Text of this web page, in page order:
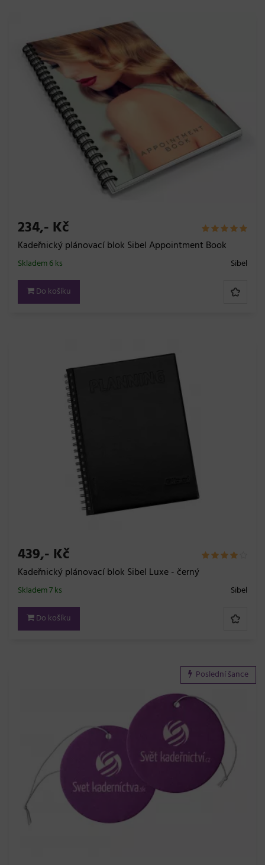
234,- Kč
Kadeřnický plánovací blok Sibel Appointment Book
Sibel
Skladem 6 ks
Do košíku
439,- Kč
Kadeřnický plánovací blok Sibel Luxe - černý
Sibel
Skladem 7 ks
Do košíku
Poslední šance